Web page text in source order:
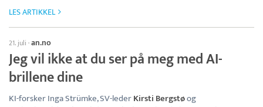
LES ARTIKKEL
21. juli ·an.no
Jeg vil ikke at du ser på meg med AI-
brillene dine
KI-forsker Inga Strümke, SV-lederKirsti Bergstøog